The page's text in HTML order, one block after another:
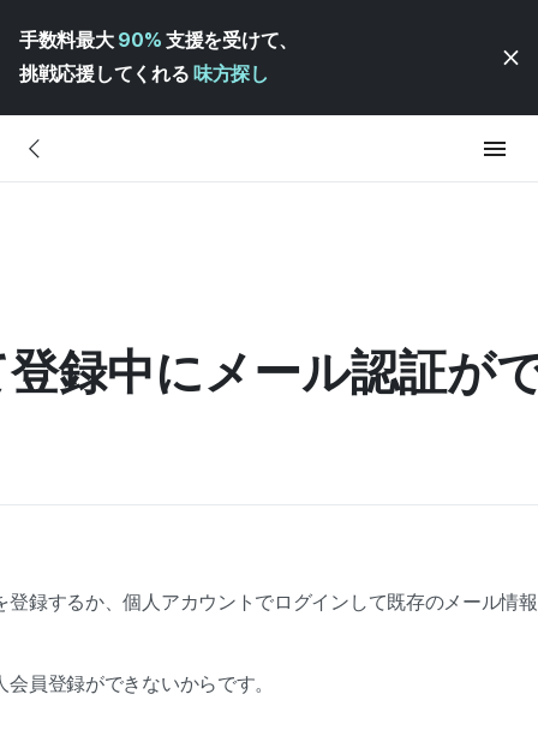
手数料最大 90% 支援を受けて、
挑戦応援してくれる 味方探し
録中にメール認証が
登録するか、個人アカウントでログインして既存のメール情
員登録ができないからです。